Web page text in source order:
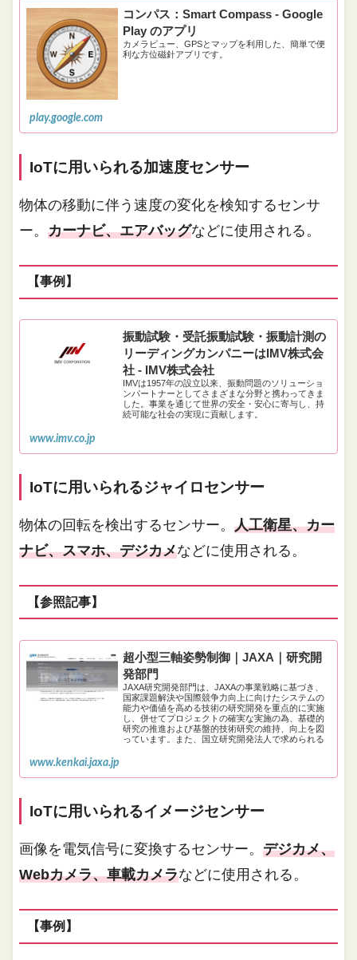
コンパス：Smart Compass - Google
Play のアプリ
カメラビュー、GPSとマップを利用した、簡単で便
利な方位磁針アプリです。
play.google.com
IoTに用いられる加速度センサー
物体の移動に伴う速度の変化を検知するセンサ
ー。カーナビ、エアバッグなどに使用される。
【事例】
振動試験・受託振動試験・振動計測の
リーディングカンパニーはIMV株式会
社 - IMV株式会社
IMVは1957年の設立以来、振動問題のソリューショ
ンパートナーとしてさまざまな分野と携わってきま
した。事業を通じて世界の安全・安心に寄与し、持
続可能な社会の実現に貢献します。
www.imv.co.jp
IoTに用いられるジャイロセンサー
物体の回転を検出するセンサー。人工衛星、カー
ナビ、スマホ、デジカメなどに使用される。
【参照記事】
超小型三軸姿勢制御｜JAXA｜研究開
発部門
JAXA研究開発部門は、JAXAの事業戦略に基づき、
国家課題解決や国際競争力向上に向けたシステムの
能力や価値を高める技術の研究開発を重点的に実施
し、併せてプロジェクトの確実な実施の為、基礎的
研究の推進および基盤的技術研究の維持、向上を図
っています。また、国立研究開発法人で求められる
www.kenkai.jaxa.jp
IoTに用いられるイメージセンサー
画像を電気信号に変換するセンサー。デジカメ、
Webカメラ、車載カメラなどに使用される。
【事例】